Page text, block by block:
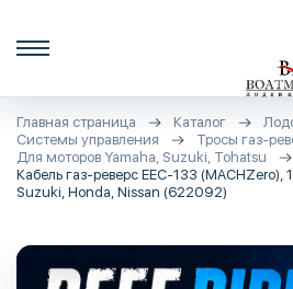
Главная страница Каталог
Системы управления
Тросы газ-
Для моторов Yamaha, Suzuki, Tohatsu
Кабель газ-реверс EEC-133 (MACHZero),
Suzuki, Honda, Nissan (622092)